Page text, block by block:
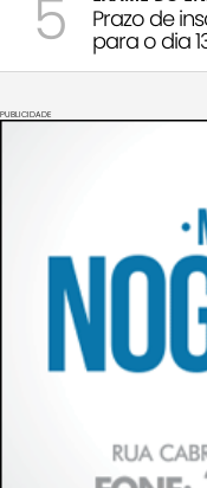
5 Prazo de
para o dia
PUBLICIDADE